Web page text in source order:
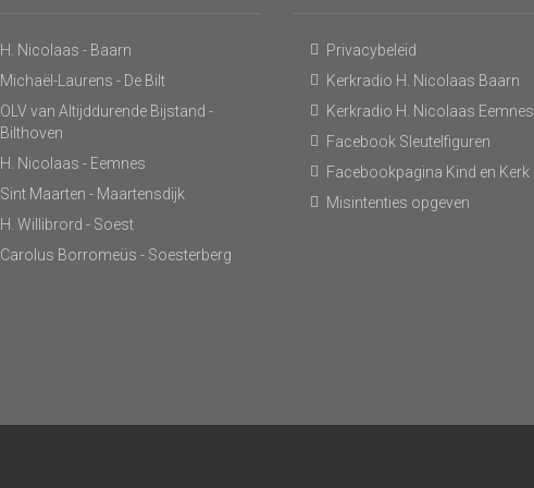
H. Nicolaas - Baarn
Michaël-Laurens - De Bilt
OLV van Altijddurende Bijstand -
Bilthoven
H. Nicolaas - Eemnes
Sint Maarten - Maartensdijk
H. Willibrord - Soest
Carolus Borromeüs - Soesterberg
Privacybeleid
Kerkradio H. Nicolaas Baarn
Kerkradio H. Nicolaas Eemnes
Facebook Sleutelfiguren
Facebookpagina Kind en Kerk
Misintenties opgeven